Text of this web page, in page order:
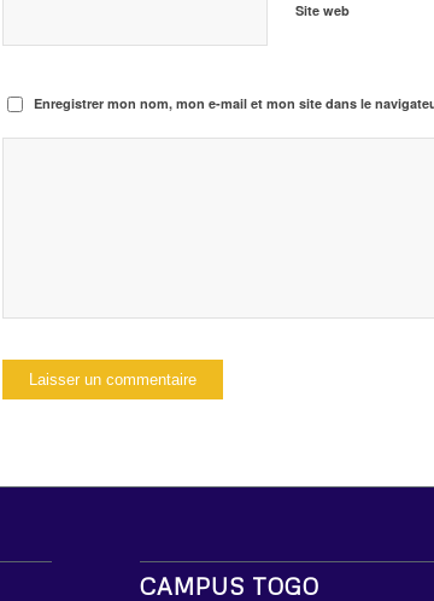
Site web
Enregistrer mon nom, mon e-mail et mon site dans le
CAMPUS TOGO